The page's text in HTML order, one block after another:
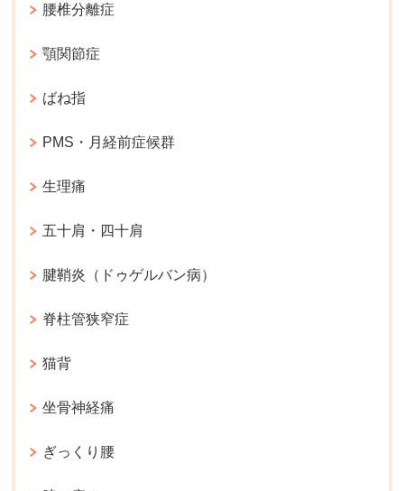
腰椎分離症
顎関節症
ばね指
PMS・月経前症候群
生理痛
五十肩・四十肩
腱鞘炎（ドゥゲルバン病）
脊柱管狭窄症
猫背
坐骨神経痛
ぎっくり腰